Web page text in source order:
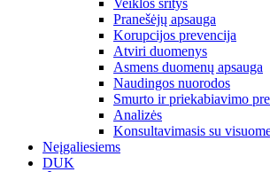
Veiklos sritys
Pranešėjų apsauga
Korupcijos prevencija
Atviri duomenys
Asmens duomenų apsauga
Naudingos nuorodos
Smurto ir priekabiavimo
Analizės
Konsultavimasis su
Neįgaliesiems
DUK